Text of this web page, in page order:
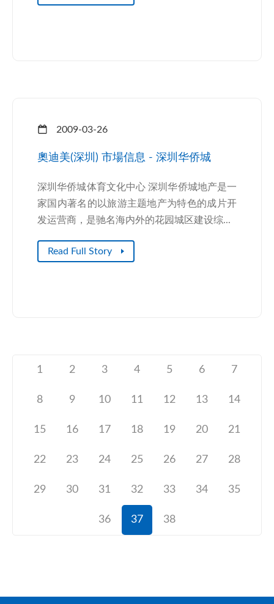
2009-03-26
奧迪美(深圳) 市場信息 - 深圳华侨城
深圳华侨城体育文化中心 深圳华侨城地产是一
家国内著名的以旅游主题地产为特色的成片开
发运营商，是驰名海内外的花园城区建设综...
Read Full Story
1 2 3 4 5 6 7
8 9 10 11 12 13 14
15 16 17 18 19 20 21
22 23 24 25 26 27 28
29 30 31 32 33 34 35
36 37 38